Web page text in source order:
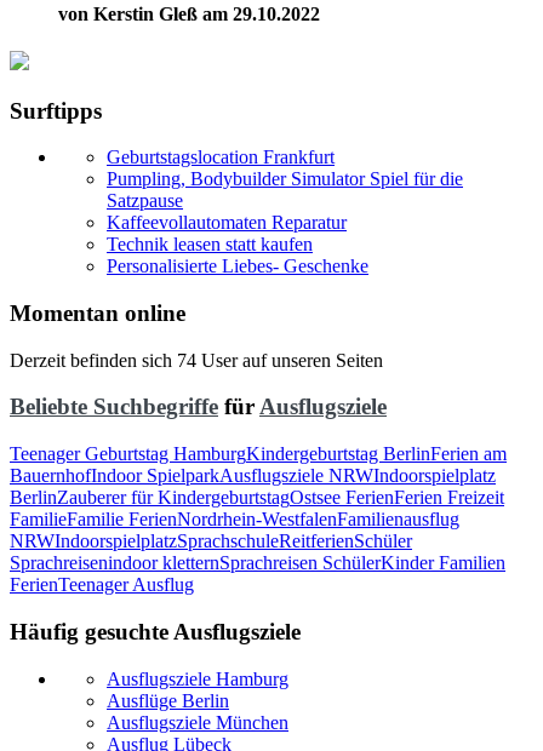
von Kerstin Gleß am 29.10.2022
Surftipps
Geburtstagslocation Frankfurt
Pumpling, Bodybuilder Simulator Spiel für die
Satzpause
Kaffeevollautomaten Reparatur
Technik leasen statt kaufen
Personalisierte Liebes- Geschenke
Momentan online
Derzeit befinden sich 74 User auf unseren Seiten
Beliebte Suchbegriffe fürAusflugsziele
Teenager Geburtstag HamburgKindergeburtstag BerlinFerien am
BauernhofIndoor SpielparkAusflugsziele NRWIndoorspielplatz
BerlinZauberer für KindergeburtstagOstsee FerienFerien Freizeit
FamilieFamilie FerienNordrhein-WestfalenFamilienausflug
NRWIndoorspielplatzSprachschuleReitferienSchüler
Sprachreisenindoor kletternSprachreisen SchülerKinder Familien
FerienTeenager Ausflug
Häufig gesuchte Ausflugsziele
Ausflugsziele Hamburg
Ausflüge Berlin
Ausflugsziele München
Ausflug Lübeck